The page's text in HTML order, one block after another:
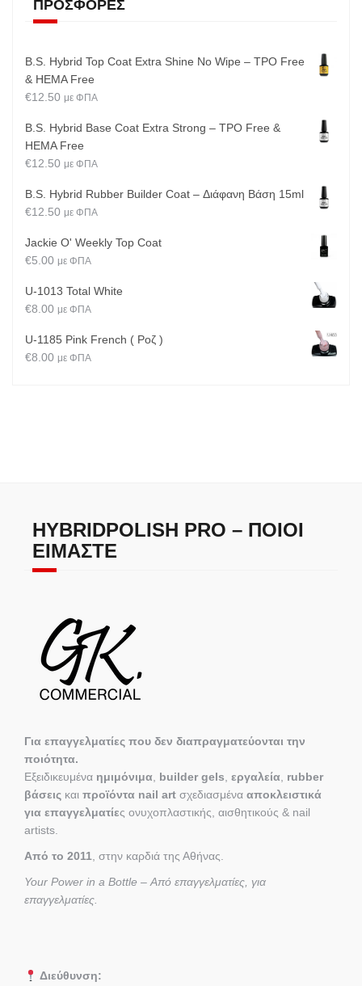
ΠΡΟΣΦΟΡΈΣ
B.S. Hybrid Top Coat Extra Shine No Wipe – TPO Free
& HEMA Free
€12.50 με ΦΠΑ
B.S. Hybrid Base Coat Extra Strong – TPO Free &
HEMA Free
€12.50 με ΦΠΑ
B.S. Hybrid Rubber Builder Coat – Διάφανη Βάση 15ml
€12.50 με ΦΠΑ
Jackie O' Weekly Top Coat
€5.00 με ΦΠΑ
U-1013 Total White
€8.00 με ΦΠΑ
U-1185 Pink French ( Ροζ )
€8.00 με ΦΠΑ
HYBRIDPOLISH PRO – ΠΟΙΟΙ
ΕΊΜΑΣΤΕ
Για επαγγελματίες που δεν διαπραγματεύονται την
ποιότητα.
Εξειδικευμένα ημιμόνιμα, builder gels, εργαλεία, rubber
βάσεις και προϊόντα nail art σχεδιασμένα αποκλειστικά
για επαγγελματίες ονυχοπλαστικής, αισθητικούς & nail
artists.
Από το 2011, στην καρδιά της Αθήνας.
Your Power in a Bottle – Από επαγγελματίες, για
επαγγελματίες.
Διεύθυνση: